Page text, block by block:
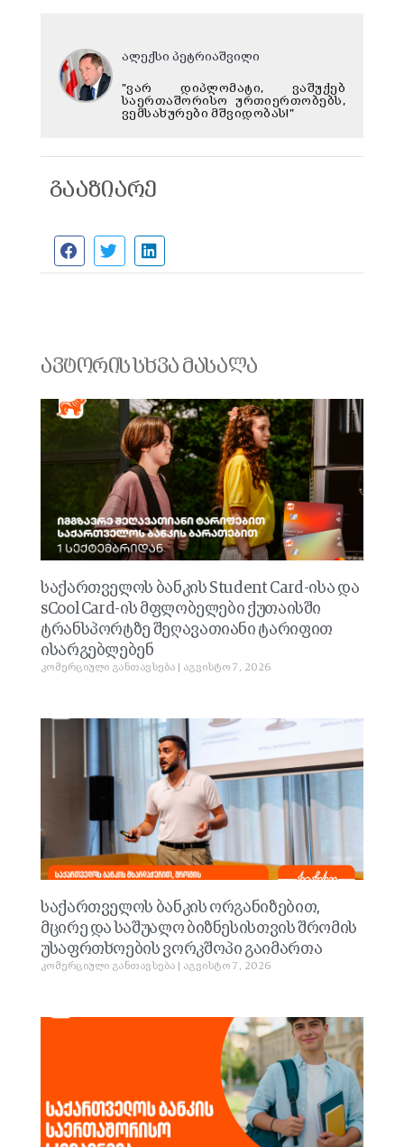
ალექსი პეტრიაშვილი
"ვარ დიპლომატი, ვაშუქებ
საერთაშორისო ურთიერთობებს,
ვემსახურები მშვიდობას!"
გააზიარე
ავტორის სხვა მასალა
საქართველოს ბანკის Student Card-ისა და
sCool Card-ის მფლობელები ქუთაისში
ტრანსპორტზე შეღავათიანი ტარიფით
ისარგებლებენ
კომერციული განთავსება აგვისტო 7, 2026
საქართველოს ბანკის ორგანიზებით,
მცირე და საშუალო ბიზნესისთვის შრომის
უსაფრთხოების ვორკშოპი გაიმართა
კომერციული განთავსება აგვისტო 7, 2026